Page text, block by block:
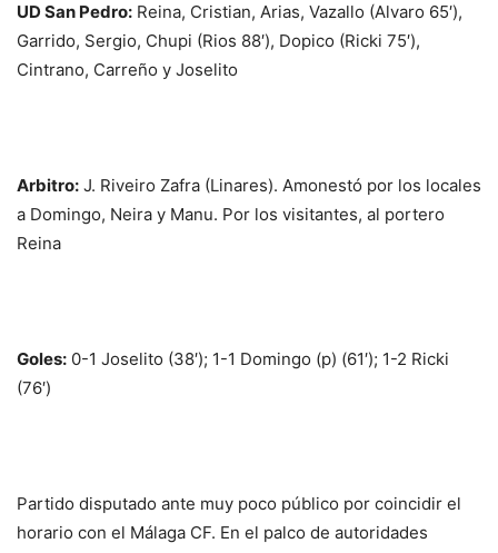
UD San Pedro: Reina, Cristian, Arias, Vazallo (Alvaro 65′),
Garrido, Sergio, Chupi (Rios 88′), Dopico (Ricki 75′),
Cintrano, Carreño y Joselito
Arbitro: J. Riveiro Zafra (Linares). Amonestó por los locales
a Domingo, Neira y Manu. Por los visitantes, al portero
Reina
Goles: 0-1 Joselito (38′); 1-1 Domingo (p) (61′); 1-2 Ricki
(76′)
Partido disputado ante muy poco público por coincidir el
horario con el Málaga CF. En el palco de autoridades